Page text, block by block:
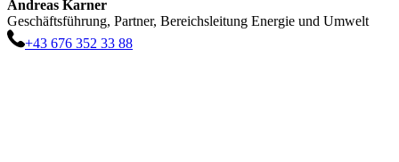
Andreas Karner
Geschäftsführung, Partner, Bereichsleitung Energie und Umwelt
+43 676 352 33 88